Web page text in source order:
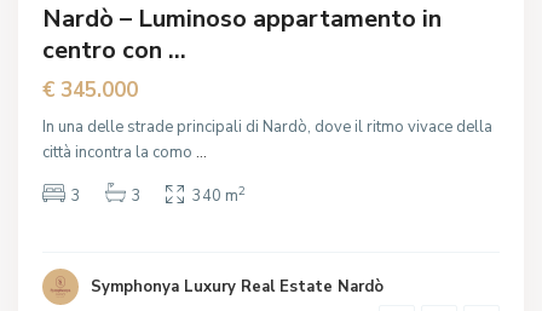
Nardò – Luminoso appartamento in
centro con ...
€ 345.000
In una delle strade principali di Nardò, dove il ritmo vivace della
città incontra la como...
3
3 340 m2
Symphonya Luxury Real Estate Nardò